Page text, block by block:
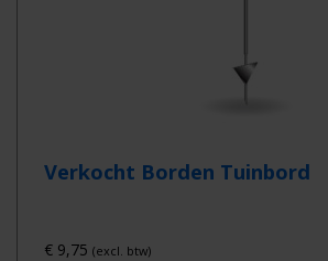
Verkocht Borden Tuinbord
€ 9,75 (excl. btw)